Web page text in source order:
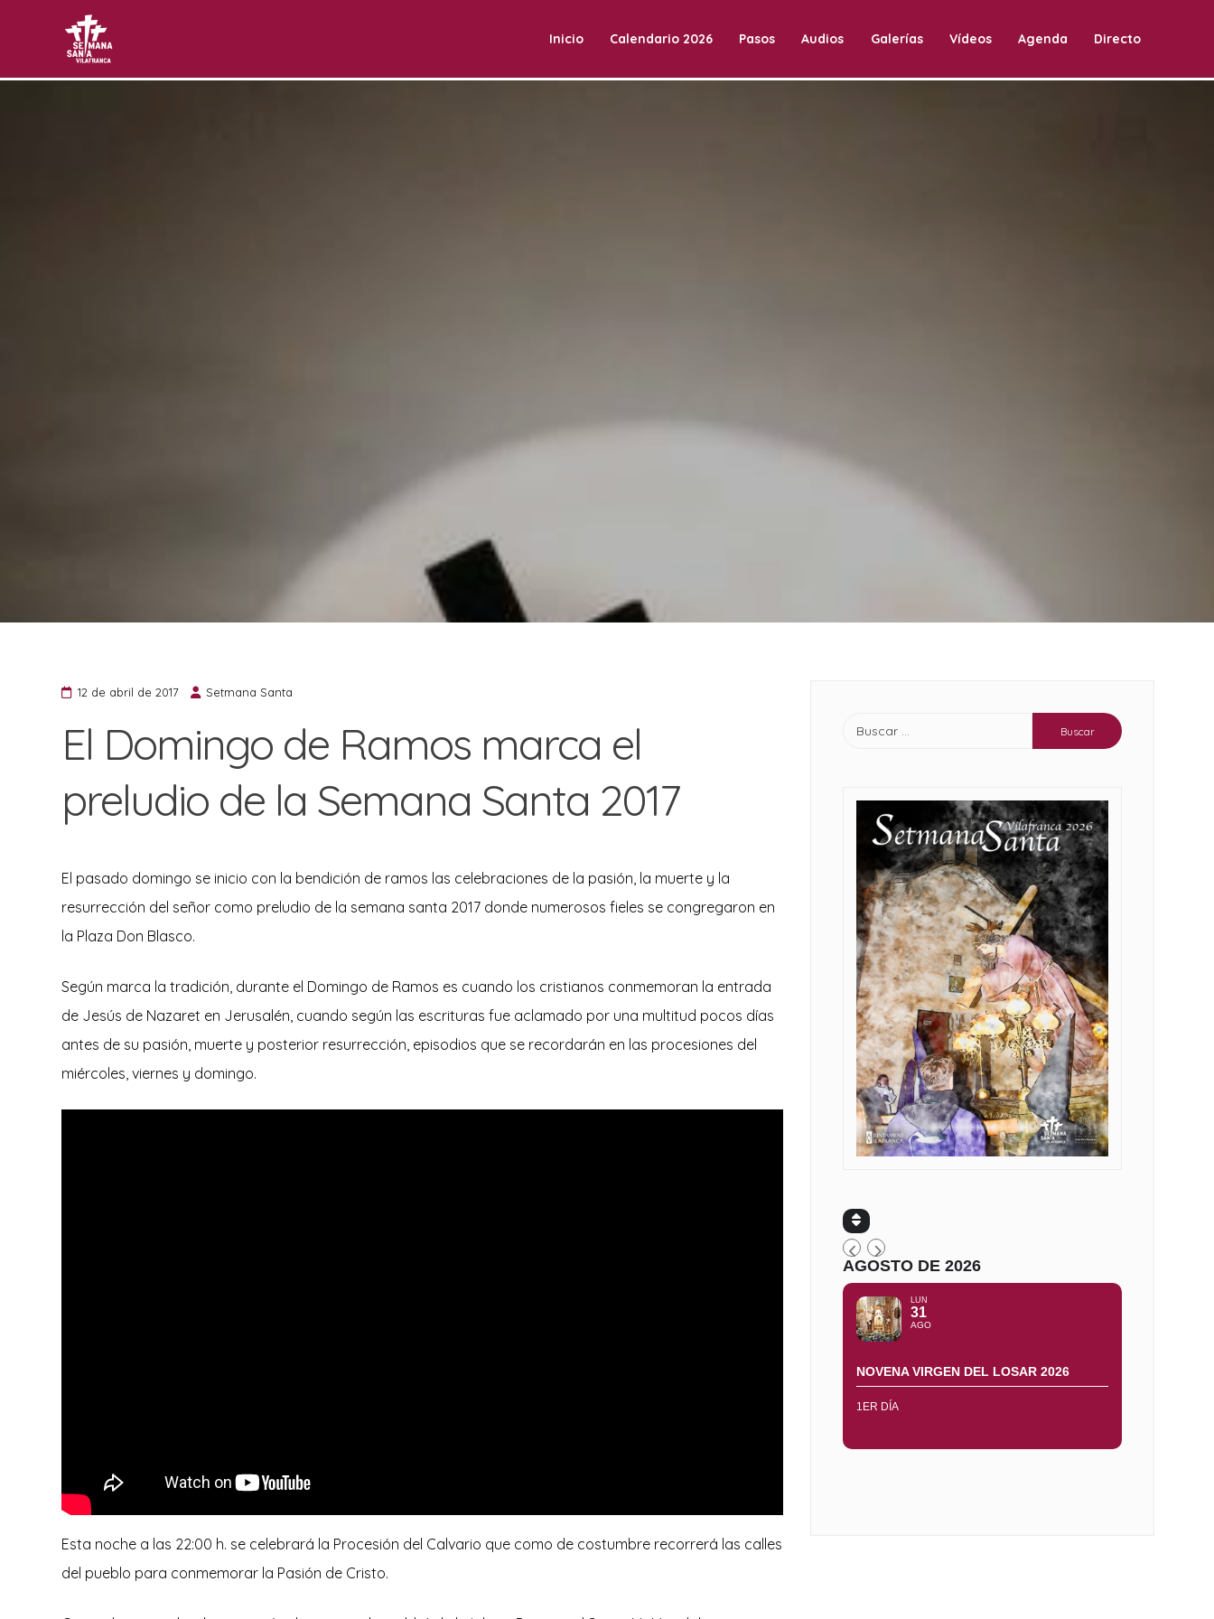
Inicio Calendario 2026 Pasos Audios Galerías Vídeos Agenda Directo
12 de abril de 2017 Setmana Santa
El Domingo de Ramos marca el
preludio de la Semana Santa 2017
El pasado domingo se inicio con la bendición de ramos las celebraciones de la pasión, la muerte y la
resurrección del señor como preludio de la semana santa 2017 donde numerosos fieles se congregaron en
la Plaza Don Blasco.
Según marca la tradición, durante el Domingo de Ramos es cuando los cristianos conmemoran la entrada
de Jesús de Nazaret en Jerusalén, cuando según las escrituras fue aclamado por una multitud pocos días
antes de su pasión, muerte y posterior resurrección, episodios que se recordarán en las procesiones del
miércoles, viernes y domingo.
Esta noche a las 22:00 h. se celebrará la Procesión del Calvario que como de costumbre recorrerá las calles
del pueblo para conmemorar la Pasión de Cristo.
AGOSTO DE 2026
LUN
31
AGO
NOVENA VIRGEN DEL LOSAR 2026
1ER DÍA